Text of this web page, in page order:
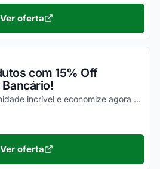
Ver oferta
com 15% Off
Não perca essa oportunidade incrível e economize agora mesmo!
Ver oferta